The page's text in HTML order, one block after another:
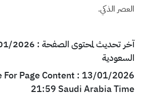
العصر الذكي.
السعودية
For Page Content : 13/01/2026
21:59 Saudi Arabia Time